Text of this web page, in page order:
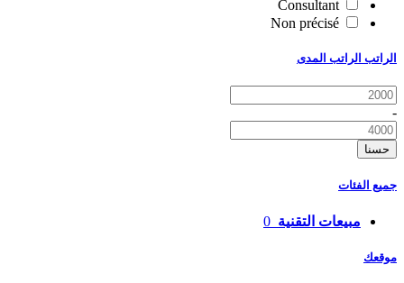
Consultant
Non précisé
الراتب الراتب المدى
-
حسنا
جميع الفئات
مبيعات التقنية
موقعك